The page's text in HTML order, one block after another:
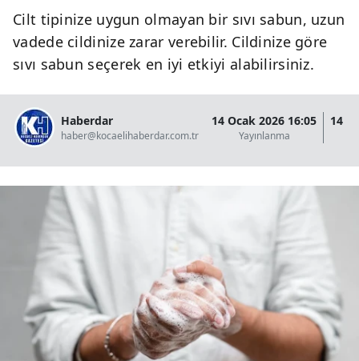
Cilt tipinize uygun olmayan bir sıvı sabun, uzun
vadede cildinize zarar verebilir. Cildinize göre
sıvı sabun seçerek en iyi etkiyi alabilirsiniz.
Haberdar
haber@kocaelihaberdar.com.tr
14 Ocak 2026 16:05
Yayınlanma
14